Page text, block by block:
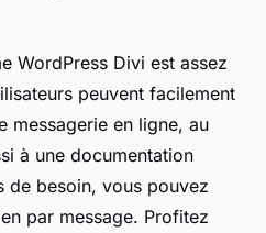
WordPress Divi est assez
peuvent facilement
messagerie en ligne, au
à une documentation
de besoin, vous pouvez
par message. Profitez